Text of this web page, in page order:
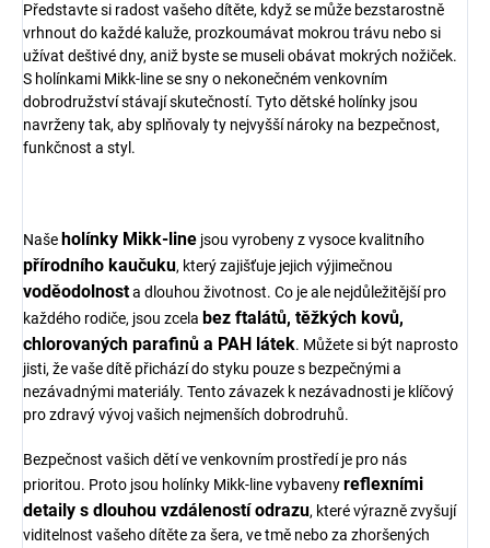
Představte si radost vašeho dítěte, když se může bezstarostně
vrhnout do každé kaluže, prozkoumávat mokrou trávu nebo si
užívat deštivé dny, aniž byste se museli obávat mokrých nožiček.
S holínkami Mikk-line se sny o nekonečném venkovním
dobrodružství stávají skutečností. Tyto dětské holínky jsou
navrženy tak, aby splňovaly ty nejvyšší nároky na bezpečnost,
funkčnost a styl.
Našeholínky Mikk-line jsou vyrobeny z vysoce kvalitního
přírodního kaučuku, který zajišťuje jejich výjimečnou
voděodolnosta dlouhou životnost. Co je ale nejdůležitější pro
každého rodiče, jsou zcela bez ftalátů, těžkých kovů,
chlorovaných parafinů a PAH látek. Můžete si být naprosto
jisti, že vaše dítě přichází do styku pouze s bezpečnými a
nezávadnými materiály. Tento závazek k nezávadnosti je klíčový
pro zdravý vývoj vašich nejmenších dobrodruhů.
Bezpečnost vašich dětí ve venkovním prostředí je pro nás
prioritou. Proto jsou holínky Mikk-line vybavenyreflexními
detaily s dlouhou vzdáleností odrazu, které výrazně zvyšují
viditelnost vašeho dítěte za šera, ve tmě nebo za zhoršených